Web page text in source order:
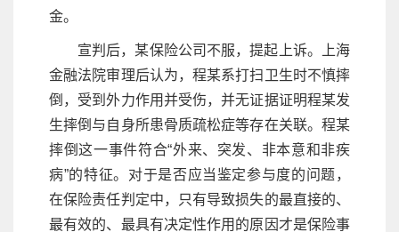
金。
宣判后，某保险公司不服，提起上诉。上海
金融法院审理后认为，程某系打扫卫生时不慎摔
倒，受到外力作用并受伤，并无证据证明程某发
生摔倒与自身所患骨质疏松症等存在关联。程某
摔倒这一事件符合“外来、突发、非本意和非疾
病”的特征。对于是否应当鉴定参与度的问题，
在保险责任判定中，只有导致损失的最直接的、
最有效的、最具有决定性作用的原因才是保险事